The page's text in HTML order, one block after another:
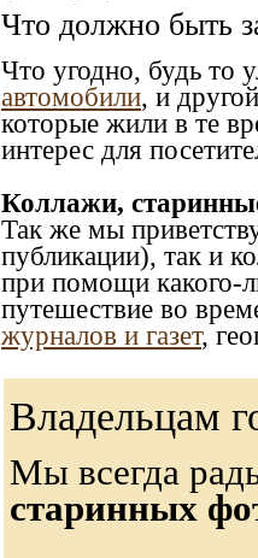
Что должно быть
Что угодно, будь то
автомобили, и
которые жили в те
интерес для
Коллажи,
Так же мы
публикации), так и
при помощи какого-
путешествие во
журналов и газет,
Владельцам
Мы всегда
старинных